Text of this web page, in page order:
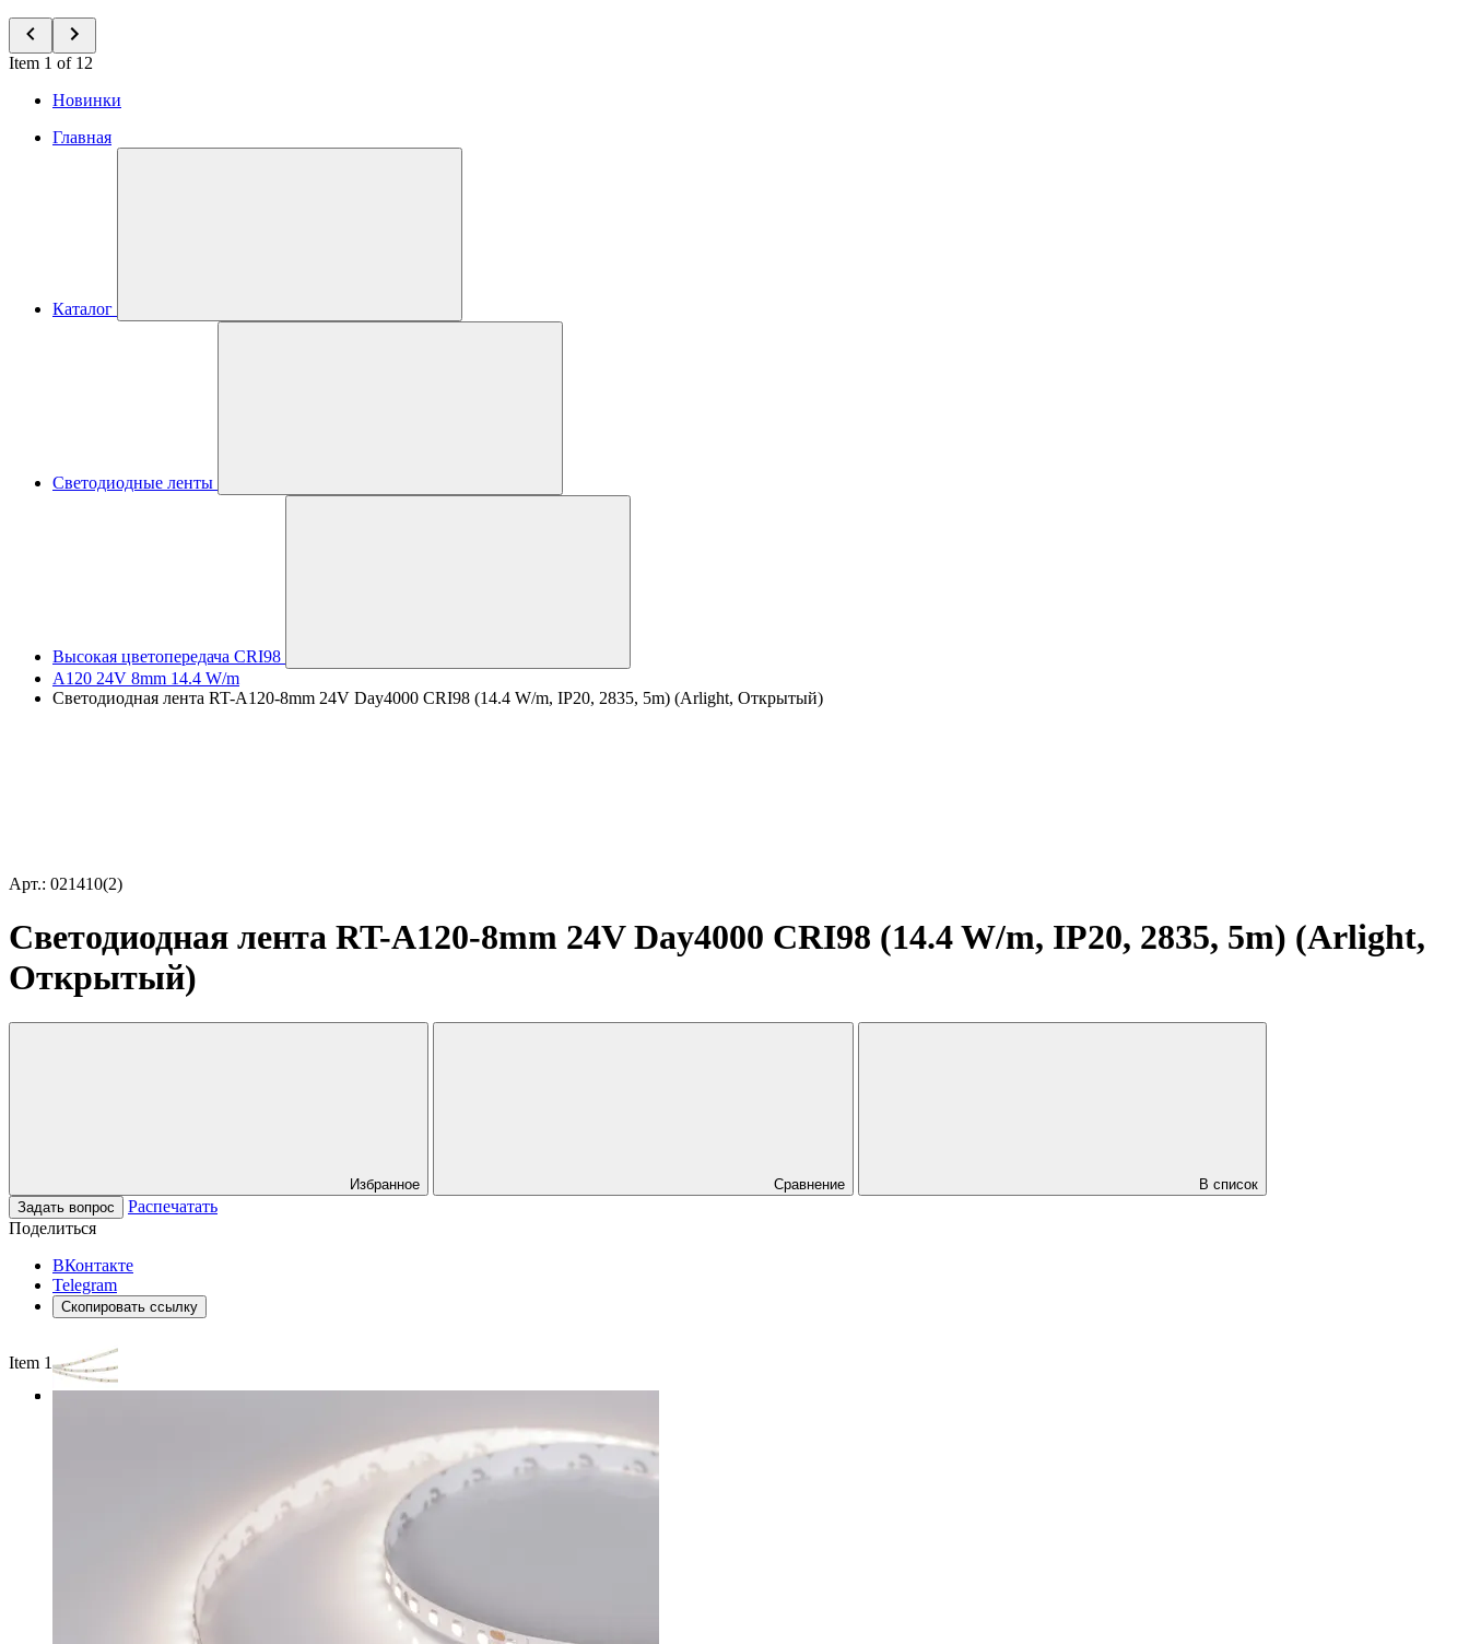
Item 1 of 12
Новинки
Главная
Каталог
Светодиодные ленты
Высокая цветопередача CRI98
A120 24V 8mm 14.4 W/m
Светодиодная лента RT-A120-8mm 24V Day4000 CRI98 (14.4 W/m, IP20, 2835, 5m) (Arlight, Открытый)
Арт.: 021410(2)
Светодиодная лента RT-A120-8mm 24V Day4000 CRI98 (14.4 W/m, IP20, 2835, 5m) (Arlight,
Открытый)
Избранное Сравнение
В список
Задать вопрос
Распечатать
Поделиться
ВКонтакте
Telegram
Скопировать ссылку
Item 1 of 3